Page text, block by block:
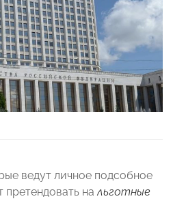
ведут личное подсобное
претендовать на льготные